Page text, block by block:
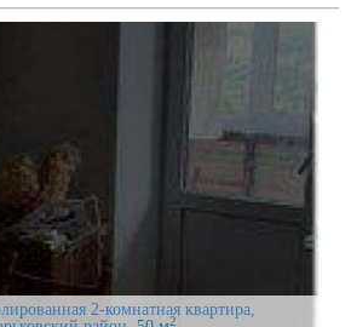
2-комнатная квартира,
2